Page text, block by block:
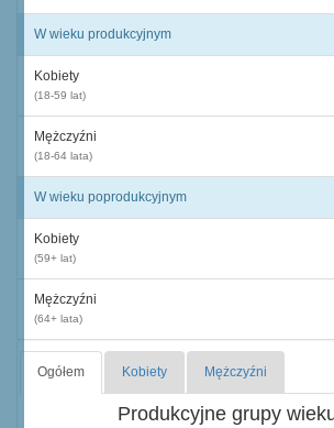
W wieku produkcyjnym
Kobiety
(18-59 lat)
Mężczyźni
(18-64 lata)
W wieku poprodukcyjnym
Kobiety
(59+ lat)
Mężczyźni
(64+ lata)
Ogółem Kobiety Mężczyźni
Produkcyjne grupy